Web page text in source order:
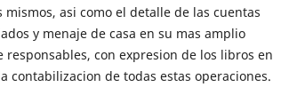
asi como el detalle de las cuentas
y menaje de casa en su mas amplio
responsables, con expresion de los libros en
contabilizacion de todas estas operaciones.